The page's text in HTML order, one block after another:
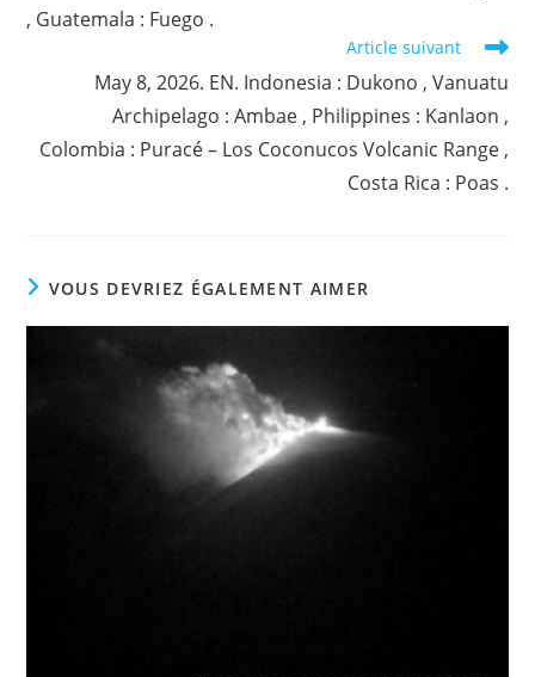
, Guatemala : Fuego .
Article suivant
May 8, 2026. EN. Indonesia : Dukono , Vanuatu
Archipelago : Ambae , Philippines : Kanlaon ,
Colombia : Puracé – Los Coconucos Volcanic Range ,
Costa Rica : Poas .
VOUS DEVRIEZ ÉGALEMENT AIMER